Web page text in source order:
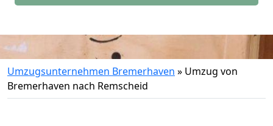
Umzugsunternehmen Bremerhaven » Umzug von
Bremerhaven nach Remscheid